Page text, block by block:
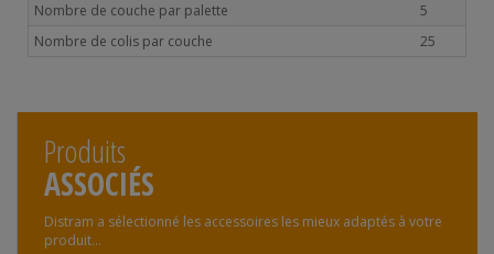
Nombre de couche par palette
5
Nombre de colis par couche
25
Produits
ASSOCIÉS
Distram a sélectionné les accessoires les mieux adaptés à votre
produit...